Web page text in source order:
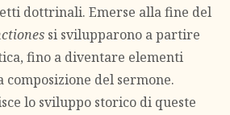
dottrinali. Emerse alla fine del
si svilupparono a partire
fino a diventare elementi
del sermone.
lo sviluppo storico di queste